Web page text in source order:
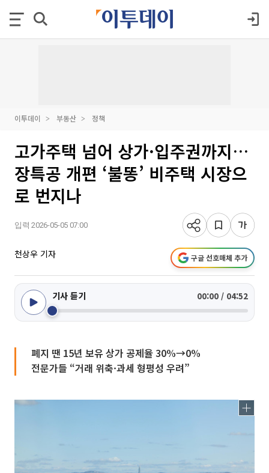
이투데이 부동산 정책
고가주택 넘어 상가·입주권까지…
장특공 개편 ‘불똥’ 비주택 시장으
로 번지나
입력 2026-05-05 07:00
천상우 기자 구글 선호매체 추가
기사 듣기 00:00 / 04:52
폐지 땐 15년 보유 상가 공제율 30%→0%
전문가들 “거래 위축·과세 형평성 우려”